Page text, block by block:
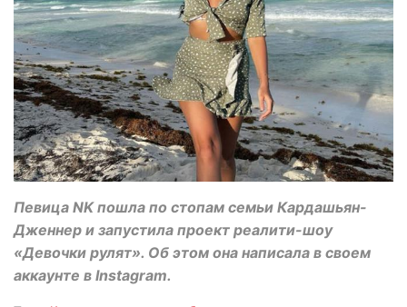
Певица NK пошла по стопам семьи Кардашьян-
Дженнер и запустила проект реалити-шоу
«Девочки рулят». Об этом она написала в своем
аккаунте в Instagram.